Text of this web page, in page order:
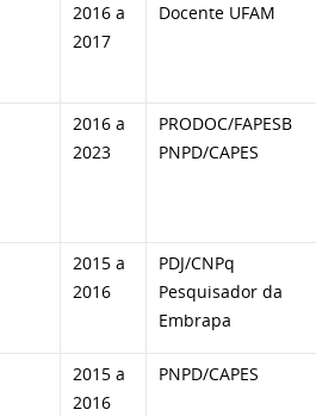
2016 a
2017
Docente UFAM
2016 a
2023
PRODOC/FAPESB
PNPD/CAPES
2015 a
2016
PDJ/CNPq
Pesquisador da
Embrapa
2015 a
2016
PNPD/CAPES